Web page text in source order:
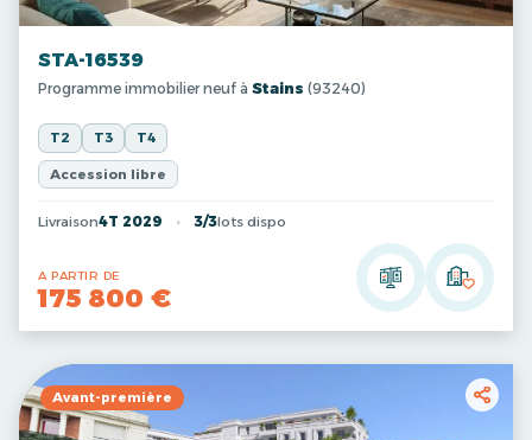
STA-16539
Programme immobilier neuf à Stains (93240)
T2 T3 T4
Accession libre
Livraison4T 2029 3/3lots dispo
A PARTIR DE
175 800 €
Avant-première